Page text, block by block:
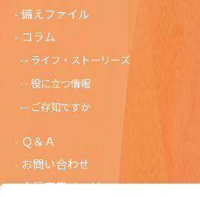
備えファイル
コラム
ライフ・ストーリーズ
役に立つ情報
ご存知ですか
Ｑ＆Ａ
お問い合わせ
会員専用ページ